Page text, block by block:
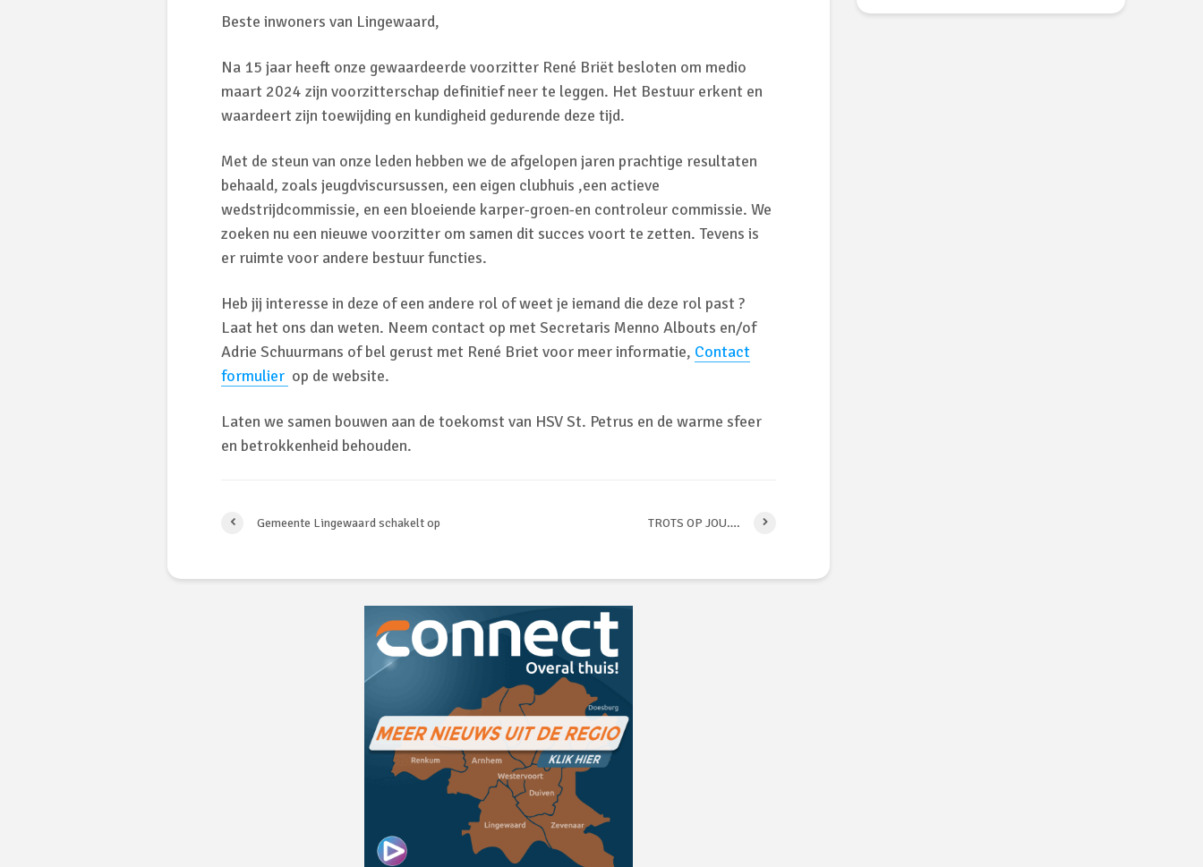
Beste inwoners van Lingewaard,
Na 15 jaar heeft onze gewaardeerde voorzitter René Briët besloten om medio
maart 2024 zijn voorzitterschap definitief neer te leggen. Het Bestuur erkent en
waardeert zijn toewijding en kundigheid gedurende deze tijd.
Met de steun van onze leden hebben we de afgelopen jaren prachtige resultaten
behaald, zoals jeugdviscursussen, een eigen clubhuis ,een actieve
wedstrijdcommissie, en een bloeiende karper-groen-en controleur commissie. We
zoeken nu een nieuwe voorzitter om samen dit succes voort te zetten. Tevens is
er ruimte voor andere bestuur functies.
Heb jij interesse in deze of een andere rol of weet je iemand die deze rol past ?
Laat het ons dan weten. Neem contact op met Secretaris Menno Albouts en/of
Adrie Schuurmans of bel gerust met René Briet voor meer informatie, Contact
formulier op de website.
Laten we samen bouwen aan de toekomst van HSV St. Petrus en de warme sfeer
en betrokkenheid behouden.
Gemeente Lingewaard schakelt op TROTS OP JOU….